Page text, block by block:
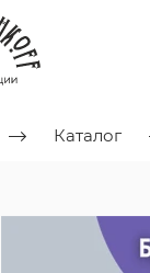
Каталог